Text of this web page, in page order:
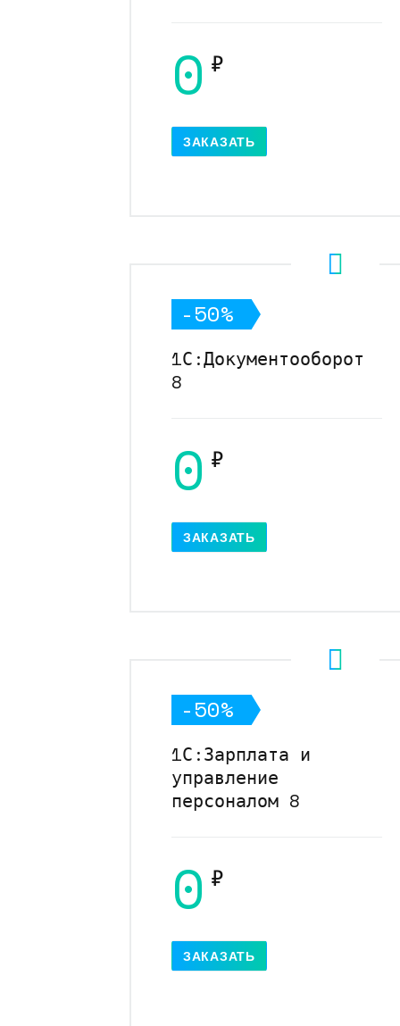
0 ₽
ЗАКАЗАТЬ
-50%
1С:Документооборот
8
0 ₽
ЗАКАЗАТЬ
-50%
1С:Зарплата и
управление
персоналом 8
0 ₽
ЗАКАЗАТЬ